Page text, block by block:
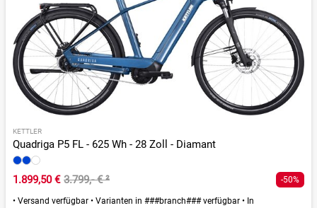
KETTLER
Quadriga P5 FL - 625 Wh - 28 Zoll - Diamant
1.899,50 € 3.799,- €² -50%
• Versand verfügbar • Varianten in ###branch### verfügbar • In